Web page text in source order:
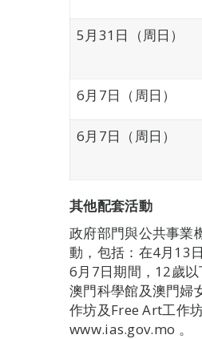
5月31日（周日）
6月7日（周日）
6月7日（周日）
其他配套活動
政府部門與公共事業
動，包括：在4月13
6月7日期間，12歲
澳門科學館及澳門婦
作坊及Free Art工作
www.ias.gov.mo 。